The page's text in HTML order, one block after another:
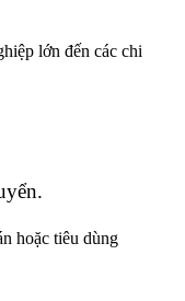
lớn đến các chi
hoặc tiêu dùng